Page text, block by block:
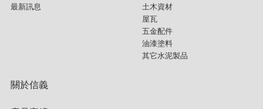
最新訊息
土木資材
屋瓦
五金配件
油漆塗料
其它水泥製品
關於信義